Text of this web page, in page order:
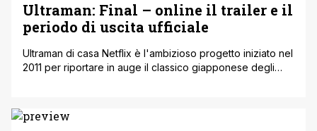
Ultraman: Final – online il trailer e il
periodo di uscita ufficiale
Ultraman di casa Netflix è l'ambizioso progetto iniziato nel
2011 per riportare in auge il classico giapponese degli
un ottima accoglienza da parte del pubblico. Infatti dopo il
recente rilascio della terza stagione, Netflix ha già